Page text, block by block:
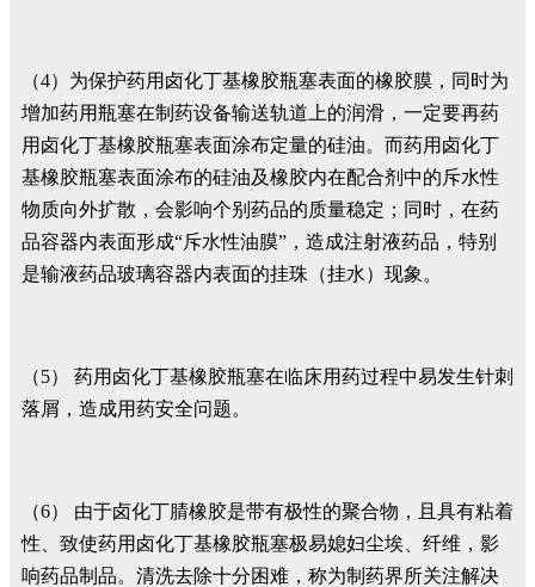
（4）为保护药用卤化丁基橡胶瓶塞表面的橡胶膜，同时为
增加药用瓶塞在制药设备输送轨道上的润滑，一定要再药
用卤化丁基橡胶瓶塞表面涂布定量的硅油。而药用卤化丁
基橡胶瓶塞表面涂布的硅油及橡胶内在配合剂中的斥水性
物质向外扩散，会影响个别药品的质量稳定；同时，在药
品容器内表面形成“斥水性油膜”，造成注射液药品，特别
是输液药品玻璃容器内表面的挂珠（挂水）现象。
（5） 药用卤化丁基橡胶瓶塞在临床用药过程中易发生针刺
落屑，造成用药安全问题。
（6） 由于卤化丁腈橡胶是带有极性的聚合物，且具有粘着
性、致使药用卤化丁基橡胶瓶塞极易媳妇尘埃、纤维，影
响药品制品。清洗去除十分困难，称为制药界所关注解决